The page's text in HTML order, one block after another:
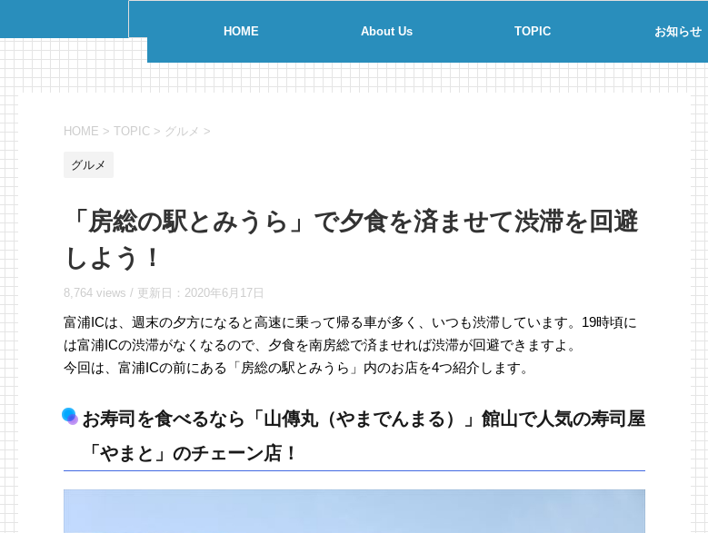
HOME About Us TOPIC お知らせ
HOME > TOPIC > グルメ >
グルメ
「房総の駅とみうら」で夕食を済ませて渋滞を回避
しよう！
8,764 views / 更新日： 2020年6月17日
富浦ICは、週末の夕方になると高速に乗って帰る車が多く、いつも渋滞しています。19時頃に
は富浦ICの渋滞がなくなるので、夕食を南房総で済ませれば渋滞が回避できますよ。
今回は、富浦ICの前にある「房総の駅とみうら」内のお店を4つ紹介します。
お寿司を食べるなら「山傳丸（やまでんまる）」館山で人気の寿司屋
「やまと」のチェーン店！